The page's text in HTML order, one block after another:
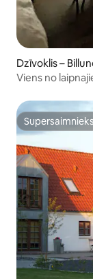
Dzīvoklis –
Viens no
Supersaimnieks
Supersaimnieks